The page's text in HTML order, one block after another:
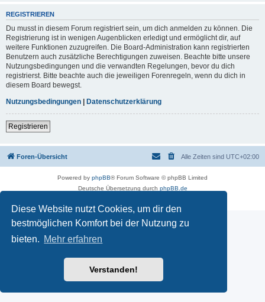
Diese Website nutzt Cookies, um dir den
bestmöglichen Komfort bei der Nutzung zu
bieten. Mehr erfahren
Verstanden!
REGISTRIEREN
Du musst in diesem Forum registriert sein, um dich anmelden zu können. Die
Registrierung ist in wenigen Augenblicken erledigt und ermöglicht dir, auf
weitere Funktionen zuzugreifen. Die Board-Administration kann registrierten
Benutzern auch zusätzliche Berechtigungen zuweisen. Beachte bitte unsere
Nutzungsbedingungen und die verwandten Regelungen, bevor du dich
registrierst. Bitte beachte auch die jeweiligen Forenregeln, wenn du dich in
diesem Board bewegst.
Nutzungsbedingungen | Datenschutzerklärung
Registrieren
Foren-Übersicht Alle Zeiten sind UTC+02:00
Powered by phpBB® Forum Software © phpBB Limited
Deutsche Übersetzung durch phpBB.de